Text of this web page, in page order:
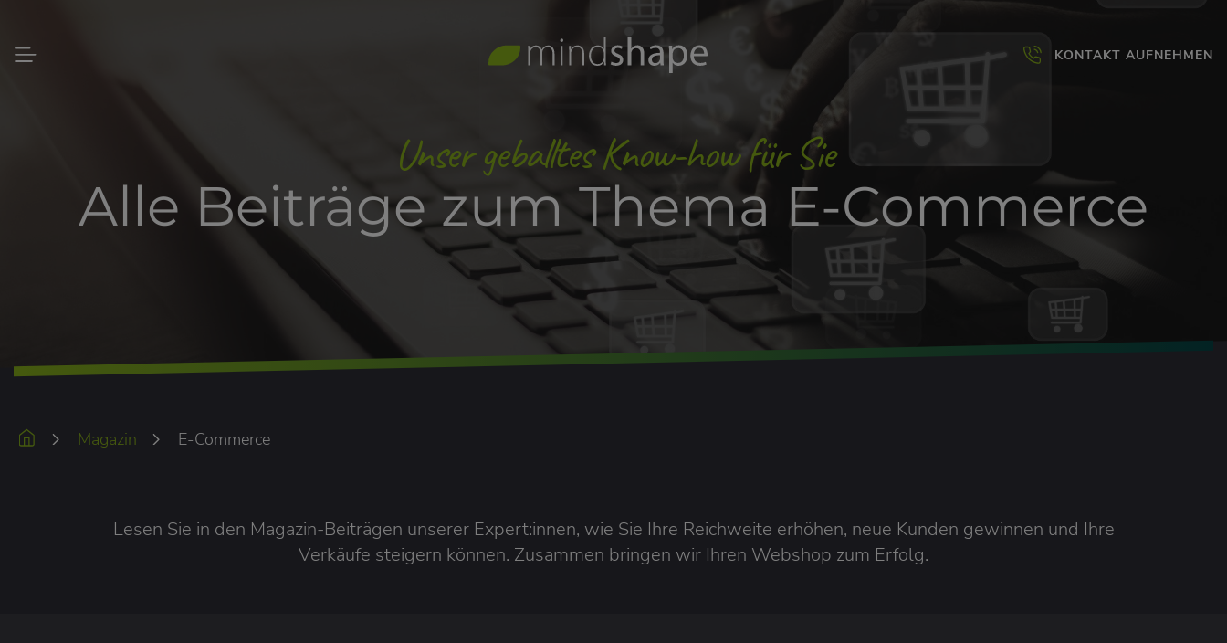
KONTAKT AUFNEHMEN
Unser geballtes Know-how für Sie
Alle Beiträge zum Thema E-Commerce
Magazin E-Commerce
Lesen Sie in den Magazin-Beiträgen unserer Expert:innen, wie Sie Ihre Reichweite erhöhen, neue Kunden gewinnen und Ihre
Verkäufe steigern können. Zusammen bringen wir Ihren Webshop zum Erfolg.